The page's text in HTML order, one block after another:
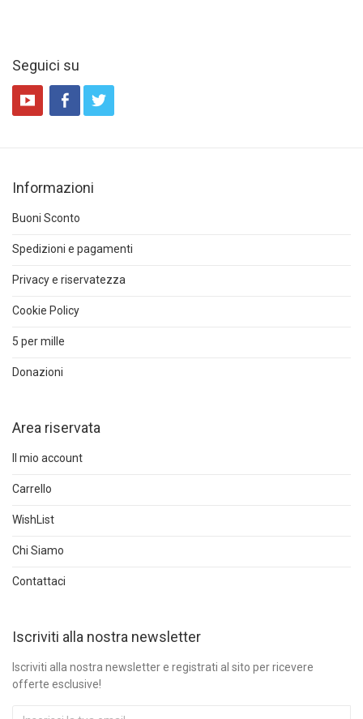
Seguici su
Informazioni
Buoni Sconto
Spedizioni e pagamenti
Privacy e riservatezza
Cookie Policy
5 per mille
Donazioni
Area riservata
Il mio account
Carrello
WishList
Chi Siamo
Contattaci
Iscriviti alla nostra newsletter
Iscriviti alla nostra newsletter e registrati al sito per ricevere
offerte esclusive!